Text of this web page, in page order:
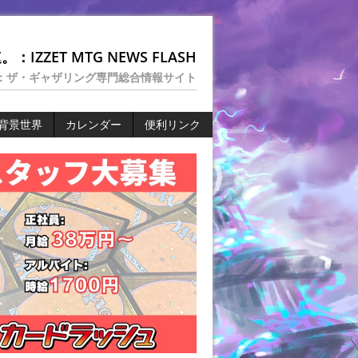
：IZZET MTG NEWS FLASH
ザ・ギャザリング専門総合情報サイト
景世界 カレンダー 便利リンク